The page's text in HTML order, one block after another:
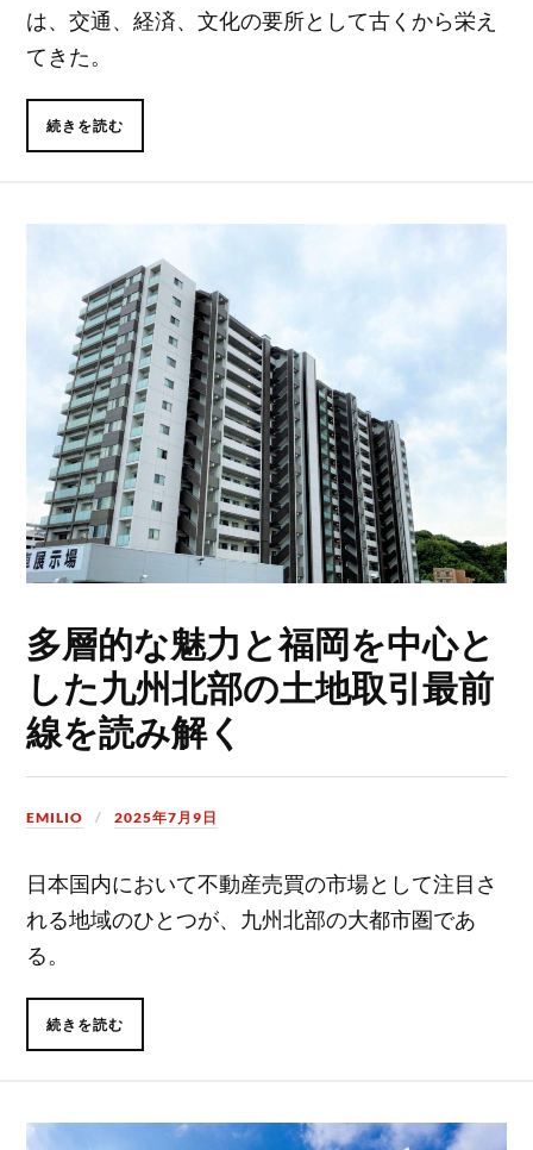
は、交通、経済、文化の要所として古くから栄え
てきた。
続きを読む
多層的な魅力と福岡を中心と
した九州北部の土地取引最前
線を読み解く
EMILIO 2025年7月9日
日本国内において不動産売買の市場として注目さ
れる地域のひとつが、九州北部の大都市圏であ
る。
続きを読む